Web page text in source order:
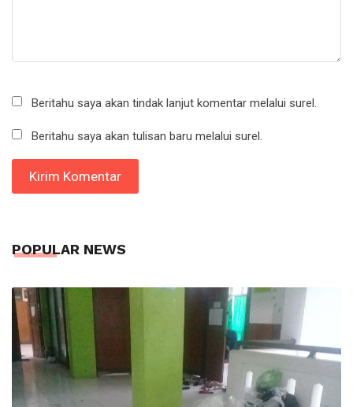
Beritahu saya akan tindak lanjut komentar melalui surel.
Beritahu saya akan tulisan baru melalui surel.
POPULAR NEWS